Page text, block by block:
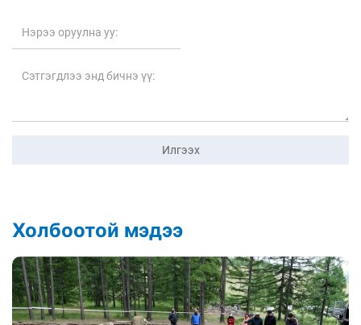
Илгээх
Холбоотой мэдээ